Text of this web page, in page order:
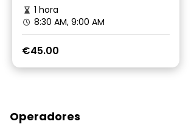
1 hora
8:30 AM, 9:00 AM
€45.00
Operadores